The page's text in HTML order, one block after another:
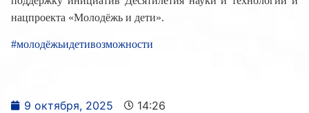
нацпроекта «Молодёжь и дети».
#молодёжьидетивозможности
9 октября, 2025 14:26